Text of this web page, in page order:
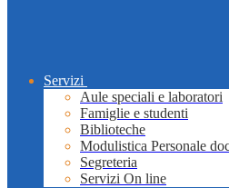
Servizi
Aule speciali e laboratori
Famiglie e studenti
Biblioteche
Modulistica Personale
Segreteria
Servizi On line